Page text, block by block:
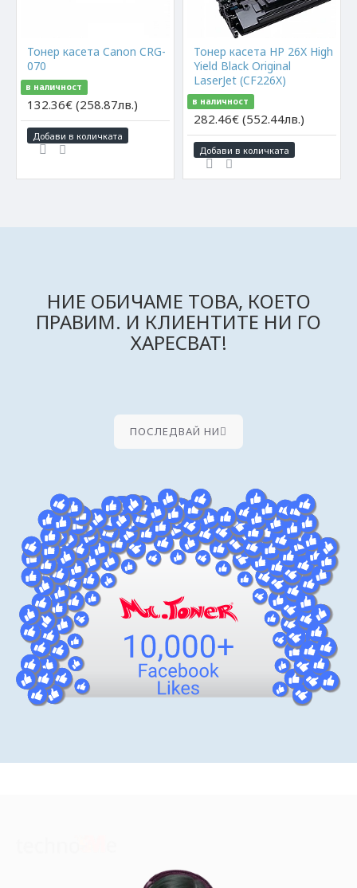
Тонер касета Canon CRG-
070
в наличност
132.36€ (258.87лв.)
Добави в количката
Тонер касета HP 26X High
Yield Black Original
LaserJet (CF226X)
в наличност
282.46€ (552.44лв.)
Добави в количката
НИЕ ОБИЧАМЕ ТОВА, КОЕТО
ПРАВИМ. И КЛИЕНТИТЕ НИ ГО
ХАРЕСВАТ!
ПОСЛЕДВАЙ НИ